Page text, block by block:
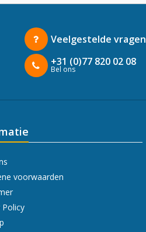
Veelgestelde vragen
+31 (0)77 820 02 08
Bel ons
voorwaarden
Policy